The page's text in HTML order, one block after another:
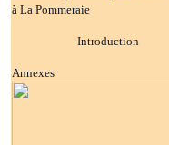
à La Pommeraie
Annexes